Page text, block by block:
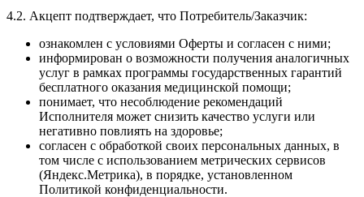
4.2. Акцепт подтверждает, что Потребитель/Заказчик:
ознакомлен с условиями Оферты и согласен с ними;
информирован о возможности получения аналогичных
услуг в рамках программы государственных гарантий
бесплатного оказания медицинской помощи;
понимает, что несоблюдение рекомендаций
Исполнителя может снизить качество услуги или
негативно повлиять на здоровье;
согласен с обработкой своих персональных данных, в
том числе с использованием метрических сервисов
(Яндекс.Метрика), в порядке, установленном
Политикой конфиденциальности.